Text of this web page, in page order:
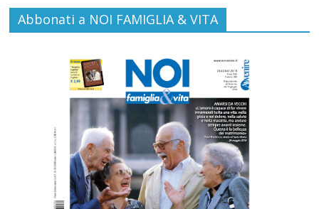
Gino Soldera nominato Membro della
“Hall of Honor Prenatal Sciences 2026”
16 Luglio 2026 Commenti disabilitati
Carlo Casini, “giusto” perché testimone
della carità sociale
7 Agosto 2026 Commenti disabilitati
Paolo VI, un santo che canta la bellezza
della vita
6 Agosto 2026 Commenti disabilitati
Abbonati a NOI FAMIGLIA & VITA